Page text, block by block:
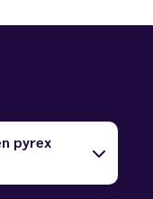
pyrex